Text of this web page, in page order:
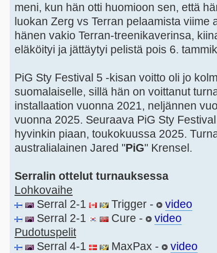
meni, kun hän otti huomioon sen, että
luokan Zerg vs Terran pelaamista viime
hänen vakio Terran-treenikaverinsa,
eläköityi ja jättäytyi pelistä pois 6.
PiG Sty Festival 5 -kisan voitto oli jo
suomalaiselle, sillä hän on voittanut
installaation vuonna 2021, neljännen
vuonna 2025. Seuraava PiG Sty
hyvinkin piaan, toukokuussa 2025.
australialainen Jared "PiG" Krensel.
Serralin ottelut turnauksessa
Lohkovaihe
Serral 2-1
Trigger -
video
Serral 2-1
Cure -
video
Pudotuspelit
Serral 4-1
MaxPax -
video